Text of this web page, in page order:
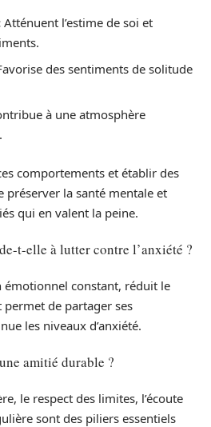
Atténuent l’estime de soi et
des sentiments de solitude
à une atmosphère
comportements et établir des
préserver la santé mentale et
qui en valent la peine.
t-elle à lutter contre l’anxiété ?
émotionnel constant, réduit le
de partager ses
les niveaux d’anxiété.
amitié durable ?
le respect des limites, l’écoute
sont des piliers essentiels